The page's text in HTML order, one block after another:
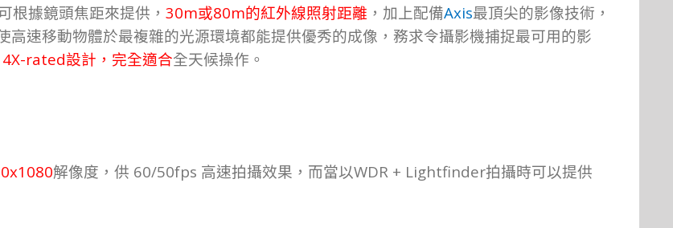
根據鏡頭焦距來提供， 30m或80m的紅外線照射距離 ，加上配備Axis最頂尖的影像技術，
高速移動物體於最複雜的光源環境都能提供優秀的成像，務求令攝影機捕捉最可用的影
4X-rated設計， 完全適合全天候操作。
解像度，供 60/50fps 高速拍攝效果，而當以WDR + Lightfinder拍攝時可以提供